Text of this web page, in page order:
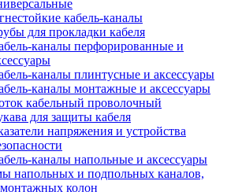
кабель-каналы
для прокладки кабеля
каналы перфорированные и
каналы плинтусные и аксессуары
каналы монтажные и аксессуары
кабельный проволочный
для защиты кабеля
напряжения и устройства
каналы напольные и аксессуары
напольных и подпольных каналов,
колон